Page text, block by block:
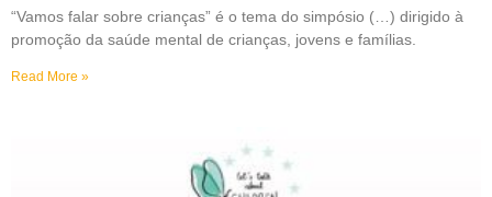
“Vamos falar sobre crianças” é o tema do simpósio (…) dirigido à
promoção da saúde mental de crianças, jovens e famílias.
Read More »